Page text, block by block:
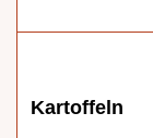
Kartoffeln